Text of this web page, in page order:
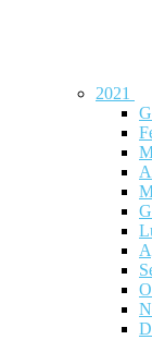
2021